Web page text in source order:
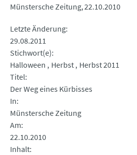
Münstersche Zeitung 22.10.2010
Letzte Änderung
29.08.2011
Stichwort(e)
Halloween
Herbst Herbst 2011
Titel
Der Weg eines Kürbisses
In
Münstersche Zeitung
Am
22.10.2010
Inhalt